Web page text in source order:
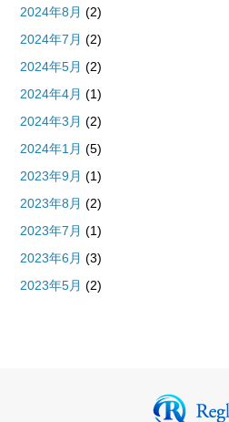
2024年8月 (2)
2024年7月 (2)
2024年5月 (2)
2024年4月 (1)
2024年3月 (2)
2024年1月 (5)
2023年9月 (1)
2023年8月 (2)
2023年7月 (1)
2023年6月 (3)
2023年5月 (2)